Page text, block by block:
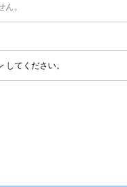
。
してください。